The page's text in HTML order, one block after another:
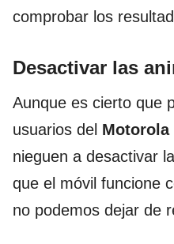
comprobar los
Desactivar las
Aunque es cierto que
usuarios del Motorola
nieguen a desactivar
que el móvil funcione
no podemos dejar de